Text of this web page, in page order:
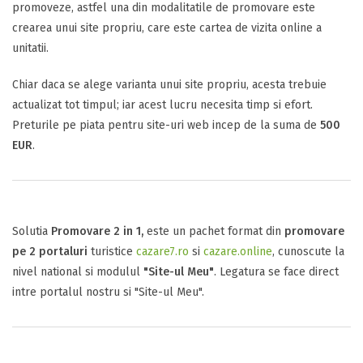
promoveze, astfel una din modalitatile de promovare este
crearea unui site propriu, care este cartea de vizita online a
unitatii.
Chiar daca se alege varianta unui site propriu, acesta trebuie
actualizat tot timpul; iar acest lucru necesita timp si efort.
Preturile pe piata pentru site-uri web incep de la suma de 500
EUR.
Solutia Promovare 2 in 1, este un pachet format din promovare
pe 2 portaluri turistice cazare7.ro si cazare.online, cunoscute la
nivel national si modulul "Site-ul Meu". Legatura se face direct
intre portalul nostru si "Site-ul Meu".